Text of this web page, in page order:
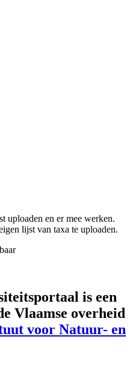
uploaden en er mee werken.
lijst van taxa te uploaden.
is een
Vlaamse overheid
voor Natuur- en